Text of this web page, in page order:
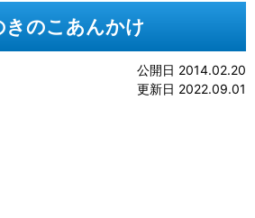
きのこあんかけ
公開日 2014.02.20
更新日 2022.09.01